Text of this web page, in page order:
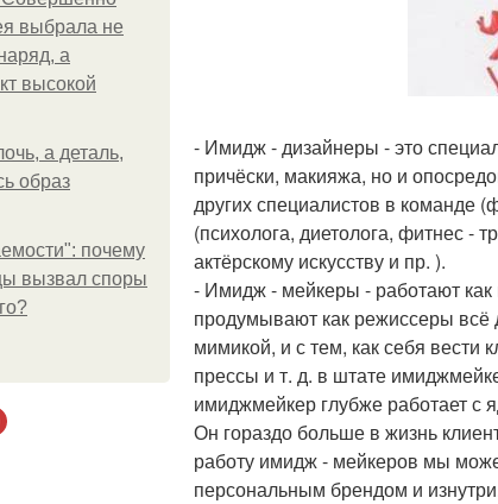
выбрала не
а
высокой
а деталь,
образ
почему
вызвал споры
- Имидж - дизайнеры - это
причёски, макияжа, но и
других специалистов в команде
(психолога, диетолога, фитнес -
актёрскому искусству и пр. ).
- Имидж - мейкеры - работают
продумывают как режиссеры всё
мимикой, и с тем, как себя вести
прессы и т. д. в штате
имиджмейкер глубже работает с
Он гораздо больше в жизнь
работу имидж - мейкеров мы
персональным брендом и